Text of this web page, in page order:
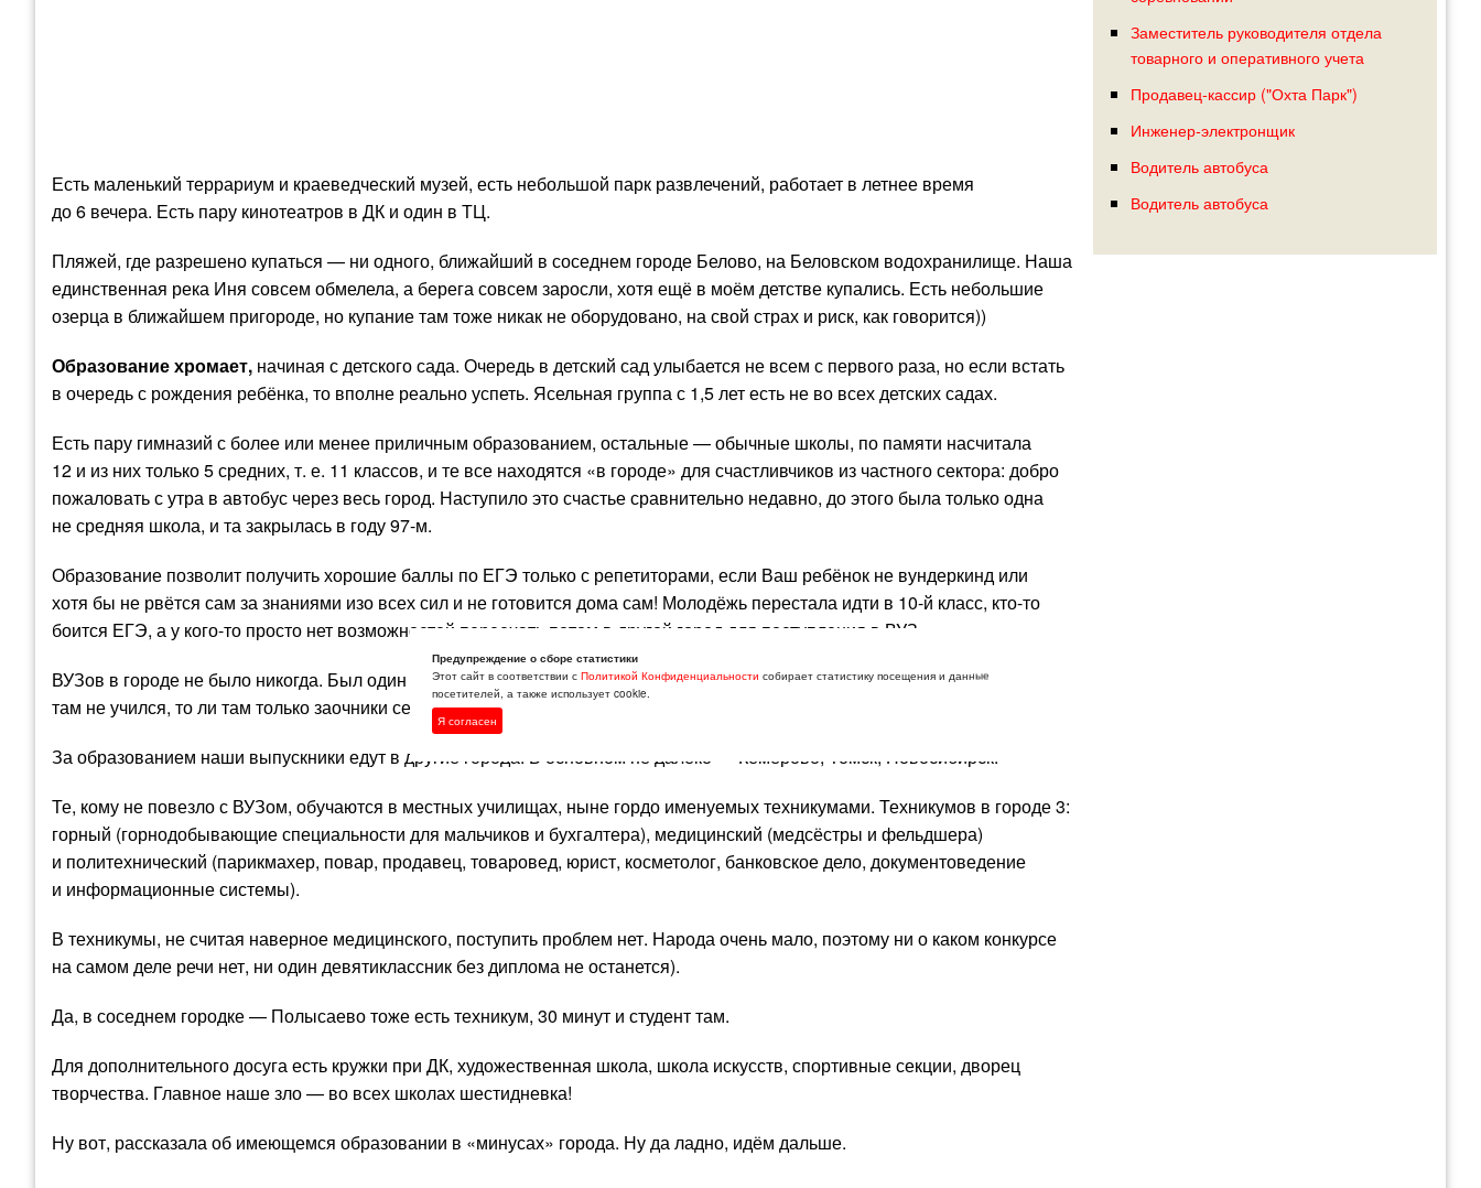
Есть маленький террариум и краеведческий музей, есть небольшой парк развлечений, работает в летнее время
до 6 вечера. Есть пару кинотеатров в ДК и один в ТЦ.
Пляжей, где разрешено купаться — ни одного, ближайший в соседнем городе Белово, на Беловском водохранилище. Наша
единственная река Иня совсем обмелела, а берега совсем заросли, хотя ещё в моём детстве купались. Есть небольшие
озерца в ближайшем пригороде, но купание там тоже никак не оборудовано, на свой страх и риск, как говорится))
Образование хромает, начиная с детского сада. Очередь в детский сад улыбается не всем с первого раза, но если встать
в очередь с рождения ребёнка, то вполне реально успеть. Ясельная группа с 1,5 лет есть не во всех детских садах.
Есть пару гимназий с более или менее приличным образованием, остальные — обычные школы, по памяти насчитала
12 и из них только 5 средних, т. е. 11 классов, и те все находятся «в городе» для счастливчиков из частного сектора: добро
пожаловать с утра в автобус через весь город. Наступило это счастье сравнительно недавно, до этого была только одна
не средняя школа, и та закрылась в году 97-м.
Образование позволит получить хорошие баллы по ЕГЭ только с репетиторами, если Ваш ребёнок не вундеркинд или
хотя бы не рвётся сам за знаниями изо всех сил и не готовится дома сам! Молодёжь перестала идти в 10-й класс, кто-то
боится ЕГЭ, а у кого-то просто нет возможностей переехать потом в другой город для поступления в ВУЗ.
ВУЗов в городе не было никогда. Был один филиальчик Томского архитектурно-строительного, но никто из моих знакомых
там не учился, то ли там только заочники сессии сдавали, то ли очно-заочно учились, врать не буду.
За образованием наши выпускники едут в другие города. В основном не далеко — Кемерово, Томск, Новосибирск.
Те, кому не повезло с ВУЗом, обучаются в местных училищах, ныне гордо именуемых техникумами. Техникумов в городе 3:
горный (горнодобывающие специальности для мальчиков и бухгалтера), медицинский (медсёстры и фельдшера)
и политехнический (парикмахер, повар, продавец, товаровед, юрист, косметолог, банковское дело, документоведение
и информационные системы).
В техникумы, не считая наверное медицинского, поступить проблем нет. Народа очень мало, поэтому ни о каком конкурсе
на самом деле речи нет, ни один девятиклассник без диплома не останется).
Да, в соседнем городке — Полысаево тоже есть техникум, 30 минут и студент там.
Для дополнительного досуга есть кружки при ДК, художественная школа, школа искусств, спортивные секции, дворец
творчества. Главное наше зло — во всех школах шестидневка!
Ну вот, рассказала об имеющемся образовании в «минусах» города. Ну да ладно, идём дальше.
Заместитель руководителя отдела
товарного и оперативного учета
Продавец-кассир ("Охта Парк")
Инженер-электронщик
Водитель автобуса
Водитель автобуса
Предупреждение о сборе статистики
Этот сайт в соответствии с Политикой Конфиденциальности собирает статистику посещения и данные
посетителей, а также использует cookie.
Я согласен